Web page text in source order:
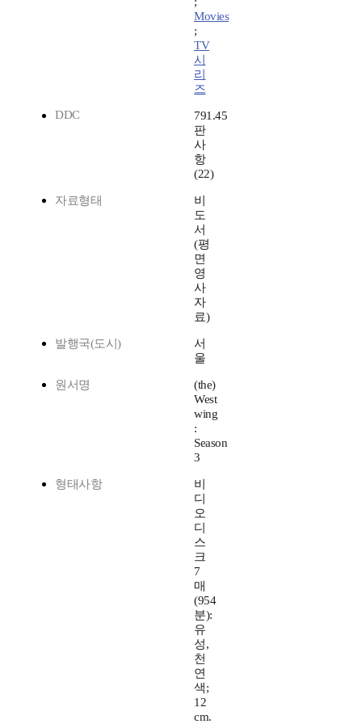
Movies
;
TV
시
리
즈
DDC
791.45
판
사
항
(22)
자료형태
비
도
서
(평
면
영
사
자
료)
발행국(도시)
서
울
원서명
(the)
West
wing
:
Season
3
형태사항
비
디
오
디
스
크
7
매
(954
분):
유
성,
천
연
색;
12
cm.